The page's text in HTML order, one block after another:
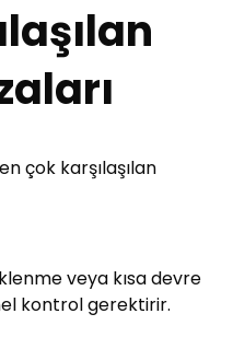
çok karşılaşılan
veya kısa devre
kontrol gerektirir.